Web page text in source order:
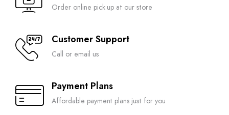
Order online pick up at our store
Customer Support
Call or email us
Payment Plans
Affordable payment plans just for you